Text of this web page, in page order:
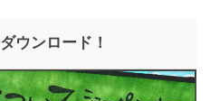
ウンロード！